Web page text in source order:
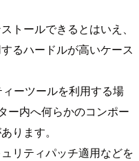
トールできるとはいえ、
るハードルが高いケース
ーツールを利用する場
ー内へ何らかのコンポー
ります。
リティパッチ適用などを